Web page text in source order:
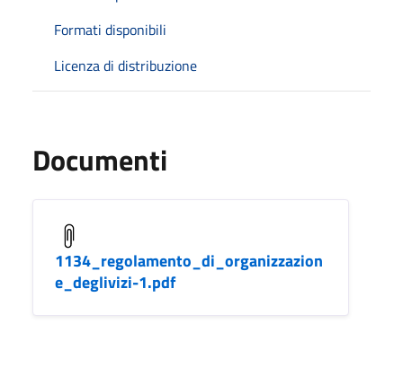
Formati disponibili
Licenza di distribuzione
Documenti
1134_regolamento_di_organizzazion
e_deglivizi-1.pdf